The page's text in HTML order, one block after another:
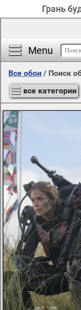
Грань
Menu
Все обои / Поиск
все категории